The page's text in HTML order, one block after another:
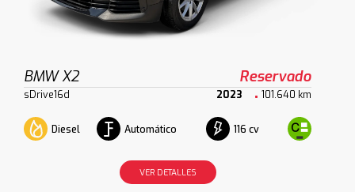
BMW X2 Reservado
sDrive16d 2023 101.640 km
Diesel Automático 116 cv
VER DETALLES